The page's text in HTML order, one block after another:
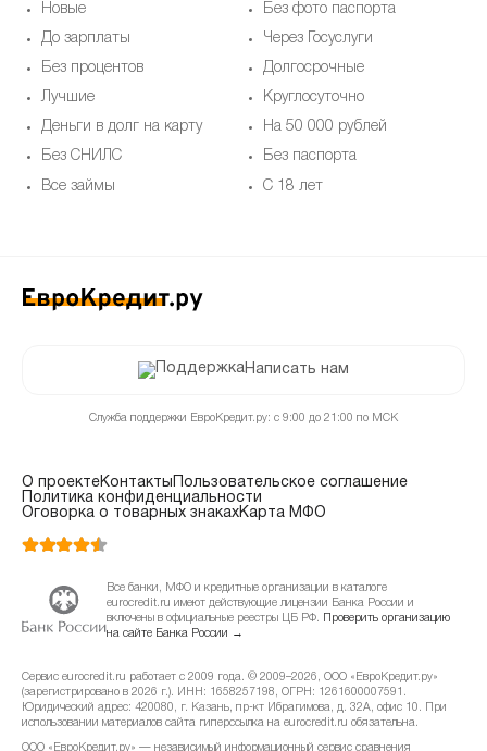
Новые
До зарплаты
Без процентов
Лучшие
Деньги в долг на карту
Без СНИЛС
Все займы
Без фото паспорта
Через Госуслуги
Долгосрочные
Круглосуточно
На 50 000 рублей
Без паспорта
С 18 лет
Написать нам
Служба поддержки ЕвроКредит.ру: с 9:00 до 21:00 по МСК
О проектеКонтакты Пользовательское соглашение
Политика конфиденциальности
Оговорка о товарных знакахКарта МФО
Все банки, МФО и кредитные организации в каталоге
eurocredit.ru имеют действующие лицензии Банка России и
включены в официальные реестры ЦБ РФ.
Проверить организацию
на сайте Банка России →
Сервис eurocredit.ru работает с 2009 года. © 2009–2026, ООО «ЕвроКредит.ру»
(зарегистрировано в 2026 г.). ИНН: 1658257198, ОГРН: 1261600007591.
Юридический адрес: 420080, г. Казань, пр-кт Ибрагимова, д. 32А, офис 10. При
использовании материалов сайта гиперссылка на eurocredit.ru обязательна.
ООО «ЕвроКредит.ру» — независимый информационный сервис сравнения